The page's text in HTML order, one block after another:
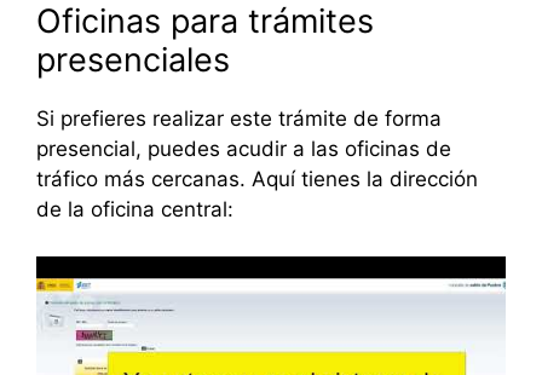
Oficinas para trámites
presenciales
Si prefieres realizar este trámite de forma
presencial, puedes acudir a las oficinas de
tráfico más cercanas. Aquí tienes la dirección
de la oficina central: